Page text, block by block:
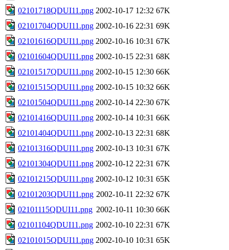
02101718QDUI11.png 2002-10-17 12:32 67K
02101704QDUI11.png 2002-10-16 22:31 69K
02101616QDUI11.png 2002-10-16 10:31 67K
02101604QDUI11.png 2002-10-15 22:31 68K
02101517QDUI11.png 2002-10-15 12:30 66K
02101515QDUI11.png 2002-10-15 10:32 66K
02101504QDUI11.png 2002-10-14 22:30 67K
02101416QDUI11.png 2002-10-14 10:31 66K
02101404QDUI11.png 2002-10-13 22:31 68K
02101316QDUI11.png 2002-10-13 10:31 67K
02101304QDUI11.png 2002-10-12 22:31 67K
02101215QDUI11.png 2002-10-12 10:31 65K
02101203QDUI11.png 2002-10-11 22:32 67K
02101115QDUI11.png 2002-10-11 10:30 66K
02101104QDUI11.png 2002-10-10 22:31 67K
02101015QDUI11.png 2002-10-10 10:31 65K